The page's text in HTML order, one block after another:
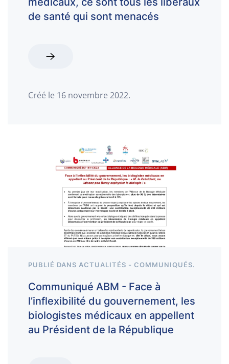
de santé qui sont menacés
Créé le 16 novembre 2022.
PUBLIÉ DANS ACTUALITÉS - COMMUNIQUÉS.
Communiqué ABM - Face à
l’inflexibilité du gouvernement, les
biologistes médicaux en appellent
au Président de la République